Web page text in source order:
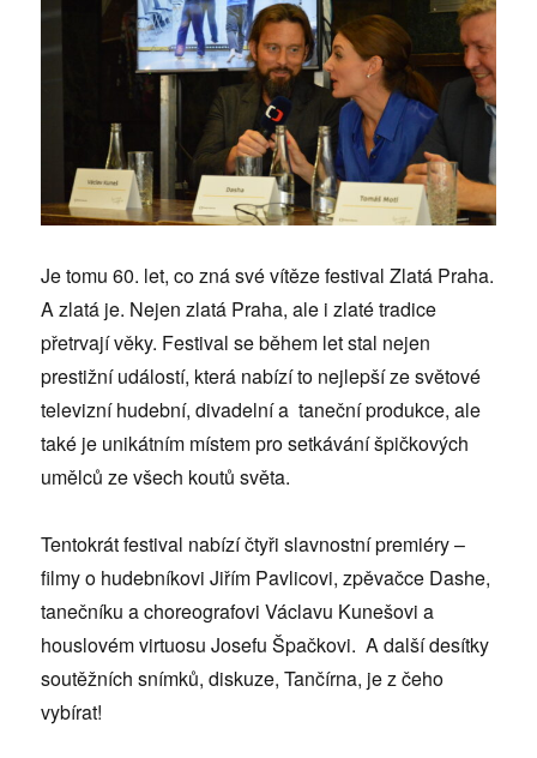
Je tomu 60. let, co zná své vítěze festival Zlatá Praha.
A zlatá je. Nejen zlatá Praha, ale i zlaté tradice
přetrvají věky. Festival se během let stal nejen
prestižní událostí, která nabízí to nejlepší ze světové
televizní hudební, divadelní a taneční produkce, ale
také je unikátním místem pro setkávání špičkových
umělců ze všech koutů světa.
Tentokrát festival nabízí čtyři slavnostní premiéry –
filmy o hudebníkovi Jiřím Pavlicovi, zpěvačce Dashe,
tanečníku a choreografovi Václavu Kunešovi a
houslovém virtuosu Josefu Špačkovi. A další desítky
soutěžních snímků, diskuze, Tančírna, je z čeho
vybírat!